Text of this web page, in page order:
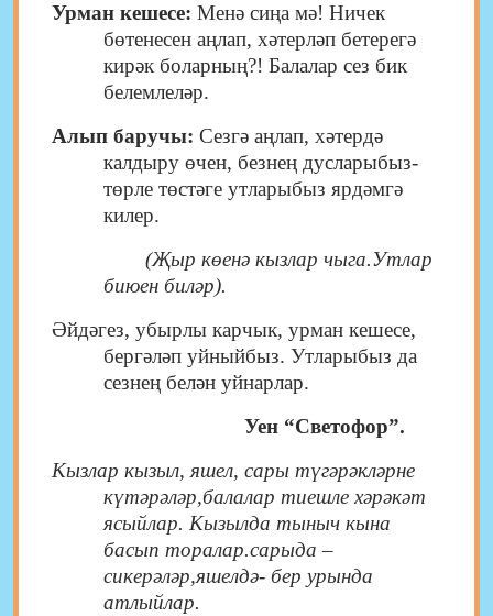
Урман кешесе: Менә сиңа мә! Ничек
бөтенесен аңлап, хәтерләп бетерегә
кирәк боларның?! Балалар сез бик
белемлеләр.
Алып баручы: Сезгә аңлап, хәтердә
калдыру өчен, безнең дусларыбыз-
төрле төстәге утларыбыз ярдәмгә
килер.
(Җыр көенә кызлар чыга.Утлар
биюен биләр).
Әйдәгез, убырлы карчык, урман кешесе,
бергәләп уйныйбыз. Утларыбыз да
сезнең белән уйнарлар.
Уен “Светофор”.
Кызлар кызыл, яшел, сары түгәрәкләрне
күтәрәләр,балалар тиешле хәрәкәт
ясыйлар. Кызылда тыныч кына
басып торалар.сарыда –
сикерәләр,яшелдә- бер урында
атлыйлар.